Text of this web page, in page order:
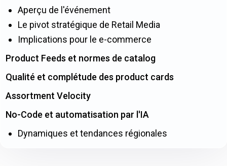
Aperçu de l'événement
Le pivot stratégique de Retail Media
Implications pour le e-commerce
Product Feeds et normes de catalog
Qualité et complétude des product cards
Assortment Velocity
No-Code et automatisation par l'IA
Dynamiques et tendances régionales